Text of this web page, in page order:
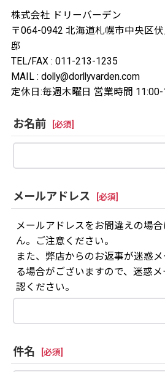
株式会社 ドリーバーデン
〒064-0942 北海道札幌市中央区
邸
TEL/FAX : 011-213-1235
MAIL : dolly@dorllyvarden.com
定休日:毎週木曜日 営業時間
お名前 必須
メールアドレス 必須
メールアドレスをお間違えの場
ん。ご注意ください。
また、弊店からのお返事が迷惑
る場合がございますので、迷惑
認ください。
件名 必須